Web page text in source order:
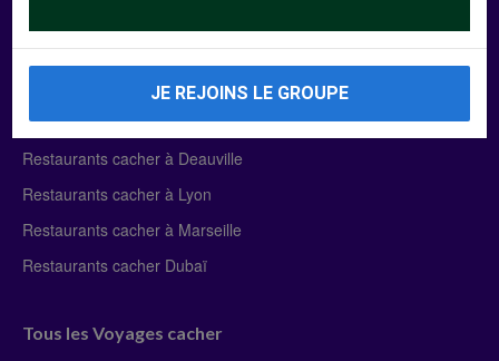
Manger Cacher
Liste des restaurants cacher
Restaurants cacher à Paris
Restaurants cacher à Deauville
Restaurants cacher à Lyon
Restaurants cacher à Marseille
Restaurants cacher Dubaï
Tous les Voyages cacher
JE REJOINS LE GROUPE